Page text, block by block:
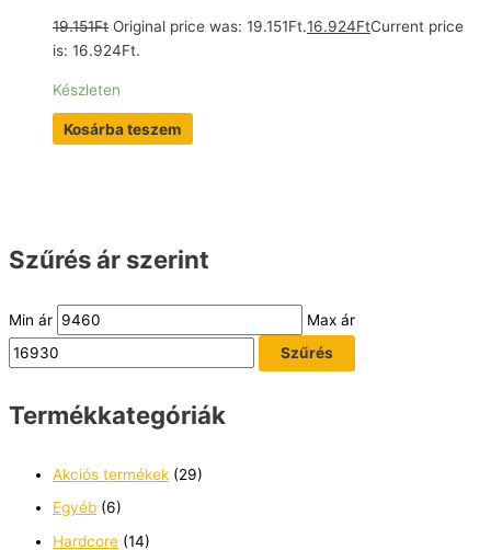
Szűrés ár szerint
Min ár
Max ár
Szűrés
Termékkategóriák
Akciós termékek (29)
Egyéb (6)
Hardcore (14)
19.151Ft Original price was: 19.151Ft.16.924FtCurrent price
is: 16.924Ft.
Készleten
Kosárba teszem